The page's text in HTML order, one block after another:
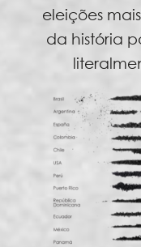
eleições
da história